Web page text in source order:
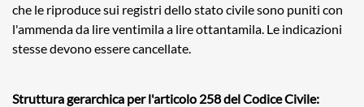
che le riproduce sui registri dello stato civile sono puniti con
l'ammenda da lire ventimila a lire ottantamila. Le indicazioni
stesse devono essere cancellate.
Struttura gerarchica per l'articolo 258 del Codice Civile: